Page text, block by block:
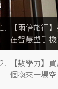
【兩倍旅行
在智慧型手
【數學力】
個換來一場空